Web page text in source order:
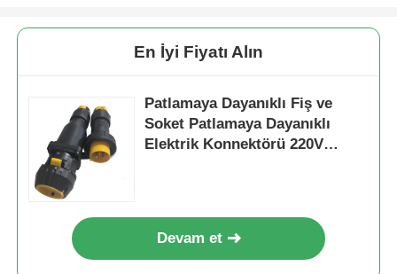
En İyi Fiyatı Alın
Patlamaya Dayanıklı Fiş ve
Soket Patlamaya Dayanıklı
Elektrik Konnektörü 220V
Devam et